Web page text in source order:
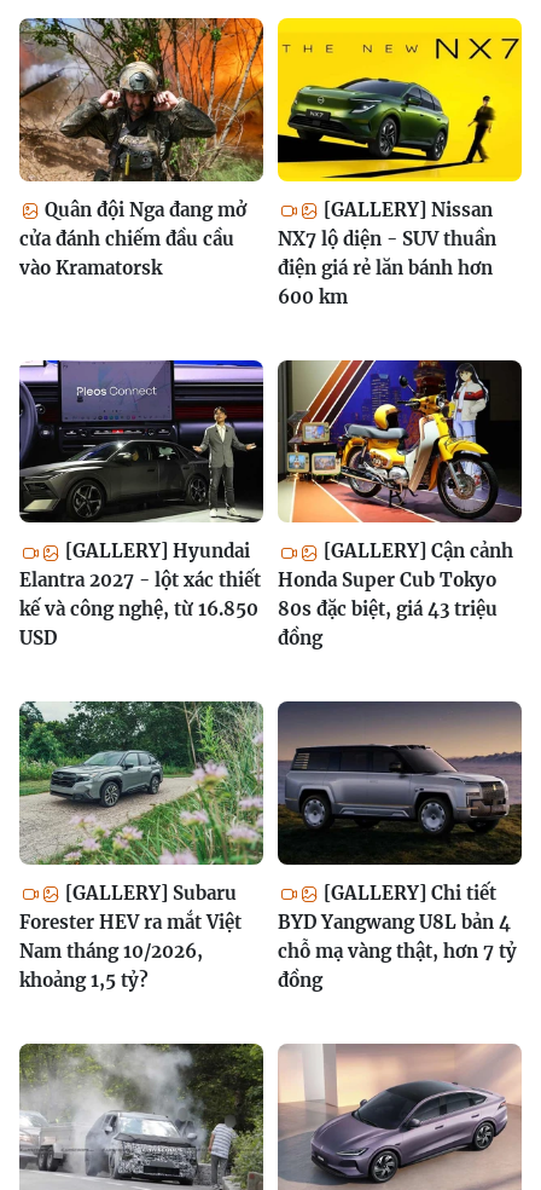
Quân đội Nga đang mở
cửa đánh chiếm đầu cầu
vào Kramatorsk
[GALLERY] Nissan
NX7 lộ diện - SUV thuần
điện giá rẻ lăn bánh hơn
600 km
[GALLERY] Hyundai
Elantra 2027 - lột xác thiết
kế và công nghệ, từ 16.850
USD
[GALLERY] Cận cảnh
Honda Super Cub Tokyo
80s đặc biệt, giá 43 triệu
đồng
[GALLERY] Subaru
Forester HEV ra mắt Việt
Nam tháng 10/2026,
khoảng 1,5 tỷ?
[GALLERY] Chi tiết
BYD Yangwang U8L bản 4
chỗ mạ vàng thật, hơn 7 tỷ
đồng